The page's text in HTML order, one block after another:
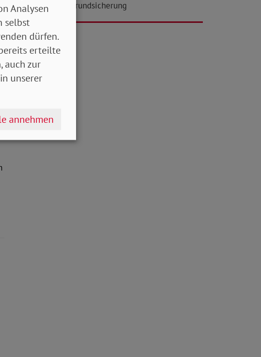
Corona-Krise: Grundsicherung
1
Analysen
selbst
dürfen.
erteilte
auch zur
unserer
annehmen